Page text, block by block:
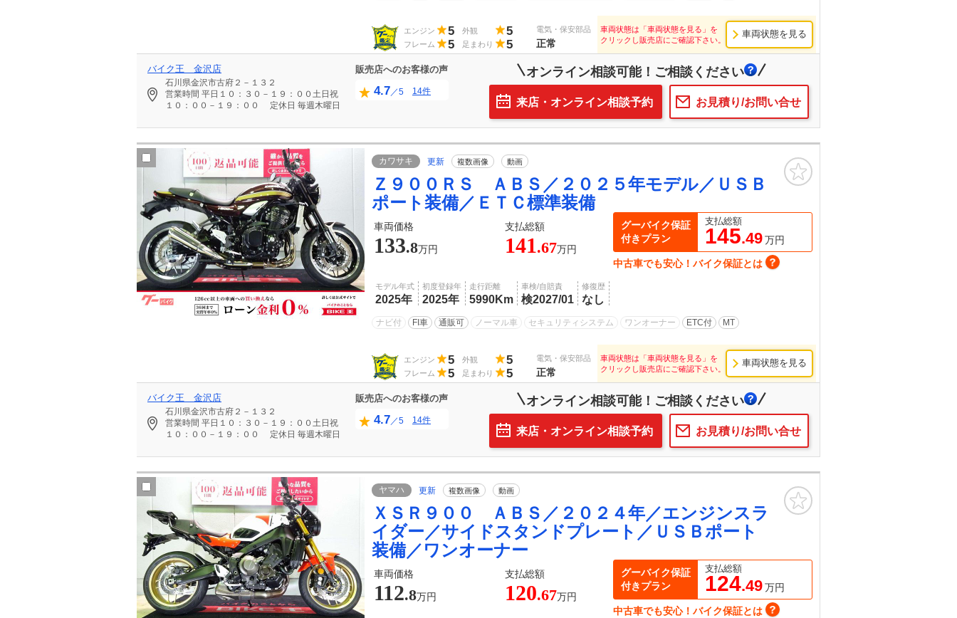
エンジン 5 外観 5
フレーム 5 足まわり 5
電気・保安部品
正常
車両状態は「車両状態を見る」を
クリックし販売店にご確認下さい。
車両状態を見る
バイク王 金沢店
石川県金沢市古府２－１３２
営業時間 平日１０：３０－１９：００土日祝
１０：００－１９：００
定休日 毎週木曜日
販売店へのお客様の声
4.7／5 14件
オンライン相談可能！ご相談ください
お見積り/お問い合せ
来店・オンライン相談予約
カワサキ 更新 複数画像 動画
Ｚ９００ＲＳ ＡＢＳ／２０２５年モデル／ＵＳＢ
ポート装備／ＥＴＣ標準装備
車両価格 支払総額
133.8万円 141.67万円
モデル年式
2025年
初度登録年
2025年
走行距離
5990Km
車検/自賠責
検2027/01
修復歴
なし
ナビ付 FI車 通販可 ノーマル車 セキュリティシステム ワンオーナー ETC付 MT
グーバイク保証
付きプラン
支払総額
145.49万円
中古車でも安心！バイク保証とは
エンジン 5 外観 5
フレーム 5 足まわり 5
電気・保安部品
正常
車両状態は「車両状態を見る」を
クリックし販売店にご確認下さい。
車両状態を見る
バイク王 金沢店
石川県金沢市古府２－１３２
営業時間 平日１０：３０－１９：００土日祝
１０：００－１９：００
定休日 毎週木曜日
販売店へのお客様の声
4.7／5 14件
オンライン相談可能！ご相談ください
お見積り/お問い合せ
来店・オンライン相談予約
ヤマハ 更新 複数画像 動画
ＸＳＲ９００ ＡＢＳ／２０２４年／エンジンスラ
イダー／サイドスタンドプレート／ＵＳＢポート
装備／ワンオーナー
車両価格 支払総額
112.8万円 120.67万円
グーバイク保証
付きプラン
支払総額
124.49万円
中古車でも安心！バイク保証とは